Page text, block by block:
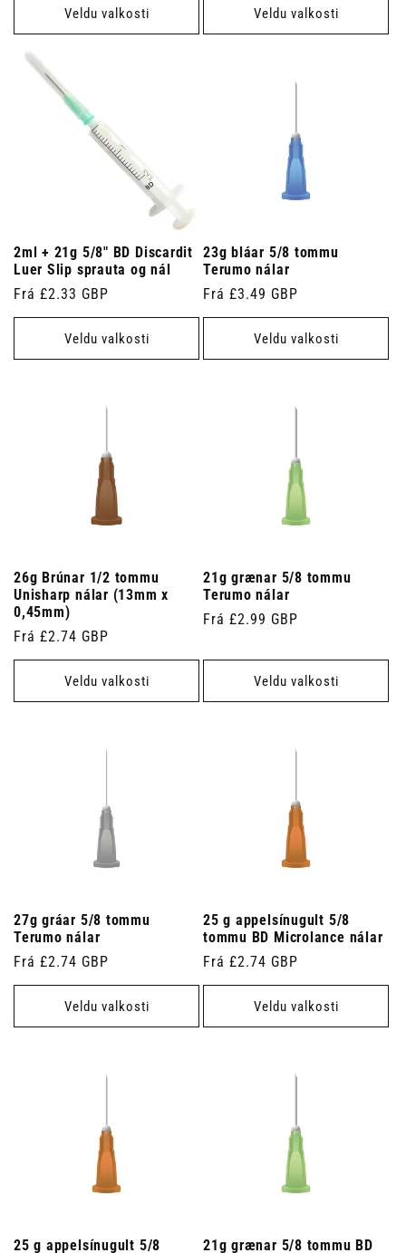
Veldu valkosti Veldu valkosti
2ml + 21g 5/8" BD Discardit
Luer Slip sprauta og nál
Venjulegt
verð
Frá £2.33 GBP
Veldu valkosti
23g bláar 5/8 tommu
Terumo nálar
Venjulegt
verð
Frá £3.49 GBP
Veldu valkosti
26g Brúnar 1/2 tommu
Unisharp nálar (13mm x
0,45mm)
Venjulegt
verð
Frá £2.74 GBP
Veldu valkosti
21g grænar 5/8 tommu
Terumo nálar
Venjulegt
Frá £2.99 GBP
Veldu valkosti
27g gráar 5/8 tommu
Terumo nálar
Venjulegt
verð
Frá £2.74 GBP
Veldu valkosti
25 g appelsínugult 5/8
tommu BD Microlance nálar
Venjulegt
verð
Frá £2.74 GBP
Veldu valkosti
25 g appelsínugult 5/8 21g grænar 5/8 tommu BD